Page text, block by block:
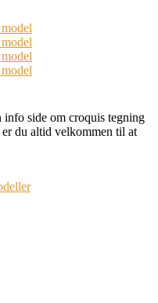
side om croquis tegning
du altid velkommen til at